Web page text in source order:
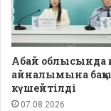
Абай облысында
айналымына
күшейтілді
07.08.2026